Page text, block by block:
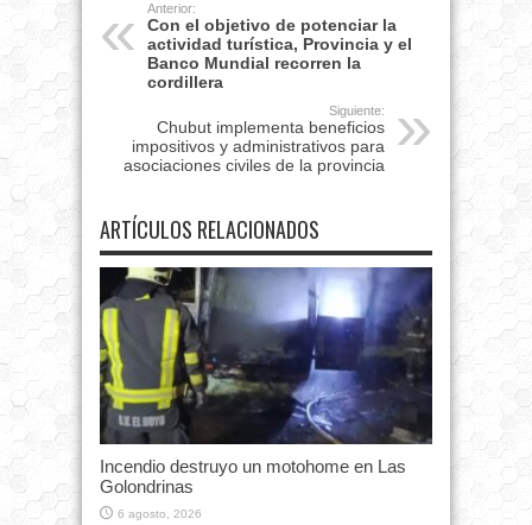
Anterior:
Con el objetivo de potenciar la
actividad turística, Provincia y el
Banco Mundial recorren la
cordillera
Siguiente:
Chubut implementa beneficios
impositivos y administrativos para
asociaciones civiles de la provincia
ARTÍCULOS RELACIONADOS
Incendio destruyo un motohome en Las
Golondrinas
6 agosto, 2026